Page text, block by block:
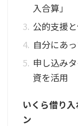
入合算」
公的支援
自分にあ
申し込み
資を活用
いくら借り
ン